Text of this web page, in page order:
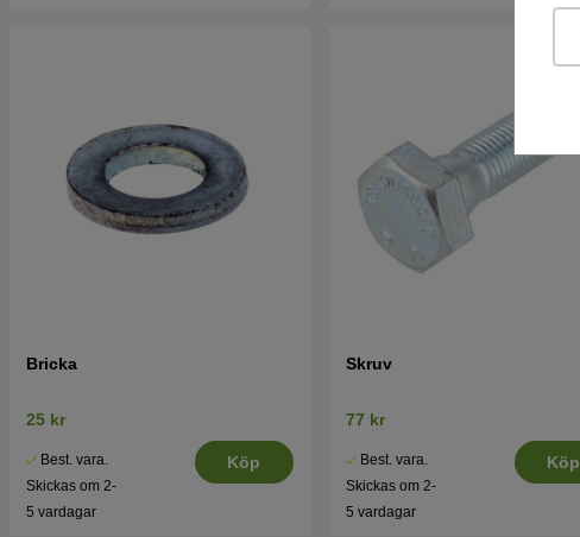
Bricka
25 kr
Best. vara.
Skickas om 2-
5 vardagar
Köp
Skruv
77 kr
Best. vara.
Skickas om 2-
5 vardagar
Köp